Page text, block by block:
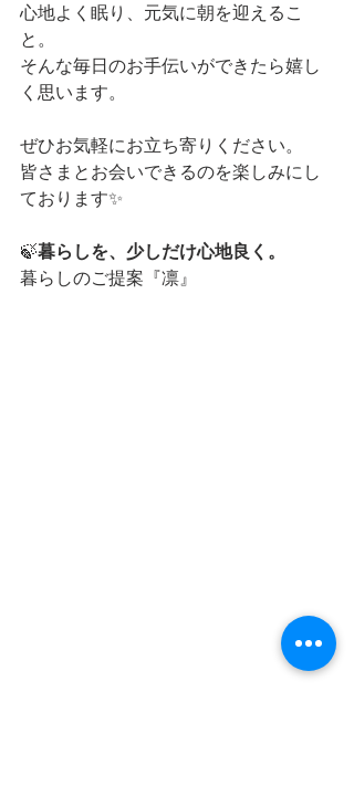
心地よく眠り、元気に朝を迎えるこ
と。
そんな毎日のお手伝いができたら嬉し
く思います。
ぜひお気軽にお立ち寄りください。
皆さまとお会いできるのを楽しみにし
ております✨
🍃暮らしを、少しだけ心地良く。
暮らしのご提案『凛』